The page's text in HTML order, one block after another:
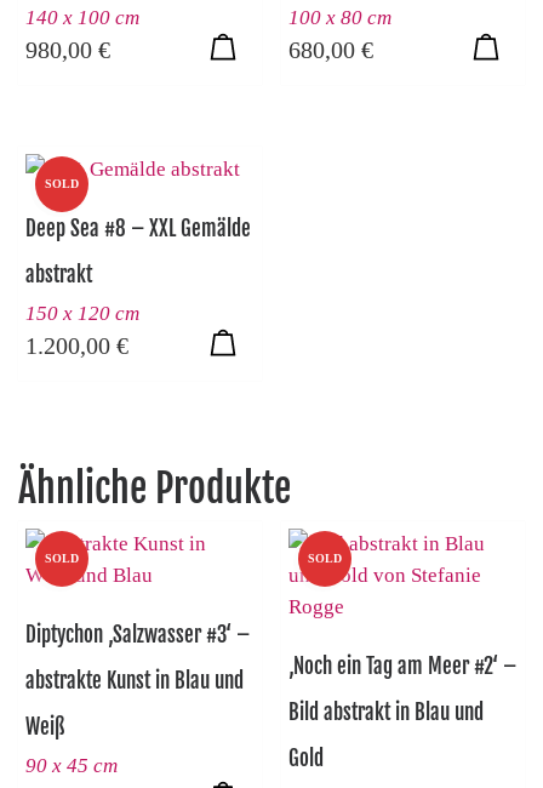
140 x 100 cm
980,00 €
100 x 80 cm
680,00€
SOLD
Deep Sea #8 – XXL Gemälde
abstrakt
150 x 120 cm
1.200,00 €
Ähnliche Produkte
SOLD
Diptychon ‚Salzwasser #3‘ –
abstrakte Kunst in Blau und
Weiß
90 x 45 cm
SOLD
‚Noch ein Tag am Meer #2‘ –
Bild abstrakt in Blau und
Gold